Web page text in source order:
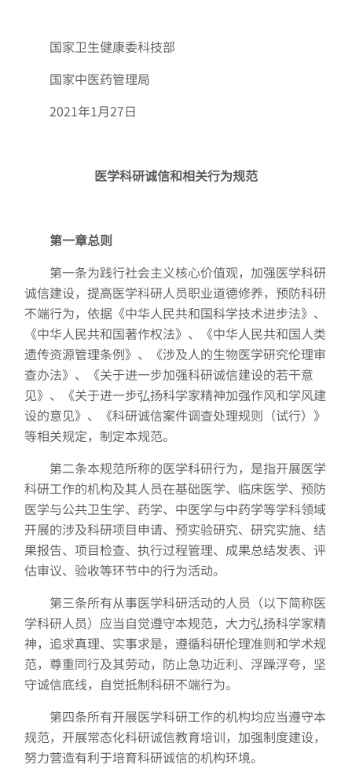
国家卫生健康委科技部
国家中医药管理局
2021年1月27日
医学科研诚信和相关行为规范
第一章总则
第一条为践行社会主义核心价值观，加强医学科研
诚信建设，提高医学科研人员职业道德修养，预防科研
不端行为，依据《中华人民共和国科学技术进步法》、
《中华人民共和国著作权法》、《中华人民共和国人类
遗传资源管理条例》、《涉及人的生物医学研究伦理审
查办法》、《关于进一步加强科研诚信建设的若干意
见》、《关于进一步弘扬科学家精神加强作风和学风建
设的意见》、《科研诚信案件调查处理规则（试行）》
等相关规定，制定本规范。
第二条本规范所称的医学科研行为，是指开展医学
科研工作的机构及其人员在基础医学、临床医学、预防
医学与公共卫生学、药学、中医学与中药学等学科领域
开展的涉及科研项目申请、预实验研究、研究实施、结
果报告、项目检查、执行过程管理、成果总结发表、评
估审议、验收等环节中的行为活动。
第三条所有从事医学科研活动的人员（以下简称医
学科研人员）应当自觉遵守本规范，大力弘扬科学家精
神，追求真理、实事求是，遵循科研伦理准则和学术规
范，尊重同行及其劳动，防止急功近利、浮躁浮夸，坚
守诚信底线，自觉抵制科研不端行为。
第四条所有开展医学科研工作的机构均应当遵守本
规范，开展常态化科研诚信教育培训，加强制度建设，
努力营造有利于培育科研诚信的机构环境。